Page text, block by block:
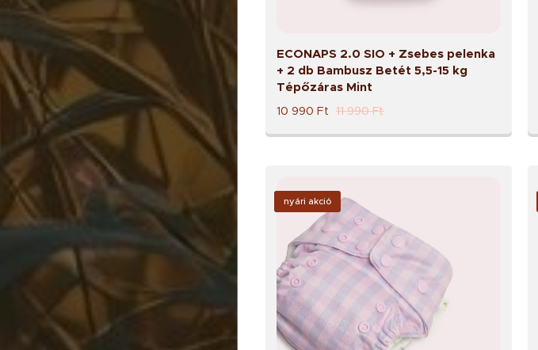
ECONAPS 2.0 SIO + Zsebes pelenka
+ 2 db Bambusz Betét 5,5-15 kg
Tépőzáras Mint
10 990 Ft 11 990Ft
nyári akció